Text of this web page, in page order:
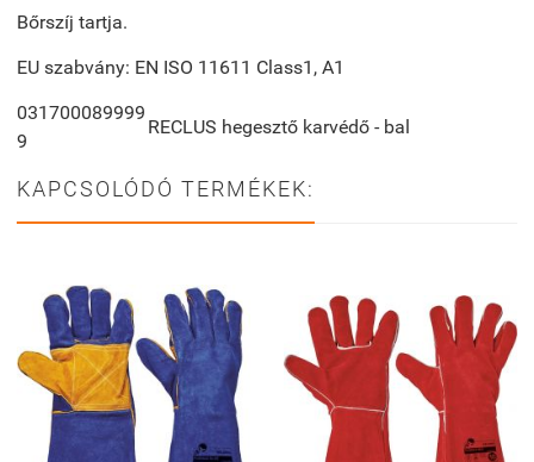
Bőrszíj tartja.
EU szabvány: EN ISO 11611 Class1, A1
031700089999
9
RECLUS hegesztő karvédő - bal
KAPCSOLÓDÓ TERMÉKEK: